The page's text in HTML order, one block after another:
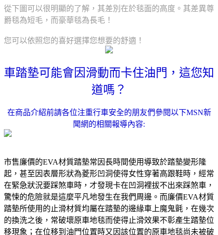
從下圖可以很明顯的了解，其差別在於毯面的高度。其差異尊
爵毯為短毛，而豪華毯為長毛！
您可以依照您的喜好選擇您想要的舒適！
車踏墊可能會因滑動而卡住油門，這您知
道嗎？
在商品介紹前請各位注重行車安全的朋友們參閱以下MSN新
聞網的相關報導內容:
市售廉價的EVA材質踏墊常因長時間使用導致於踏墊變形隆
起，甚至因表層形狀為菱形凹洞使得女性穿著高跟鞋時，經常
在緊急狀況要踩煞車時，才發現卡在凹洞裡拔不出來踩煞車，
驚悚的危險就是這麼平凡地發生在我們周邊。而廉價EVA材質
踏墊所使用的止滑材質均屬在踏墊的邊緣車上魔鬼氈，在幾次
的換洗之後，常破壞原車地毯而使得止滑效果不彰產生踏墊位
移現象；在位移到油門位置時又因該位置的原車地毯尚未被破